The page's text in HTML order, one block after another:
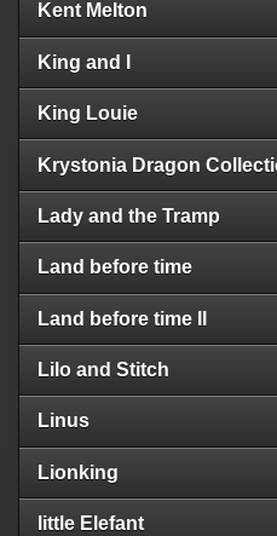
Kent Melton
King and I
King Louie
Krystonia Dragon
Lady and the Tramp
Land before time
Land before time II
Lilo and Stitch
Linus
Lionking
little Elefant